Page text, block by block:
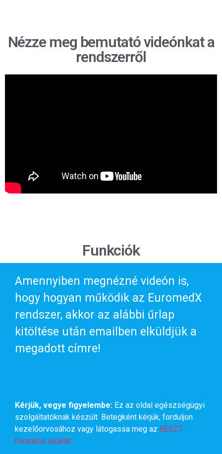
Nézze meg bemutató videónkat a
rendszerről
Funkciók
Amennyiben megnézné videón is,
hogy hogyan működik az EuromedX
rendszer, akkor az alábbi űrlap
kitöltése után emailben elküldjük a
megadott címre!
Kérjük, vegye figyelembe: Ez az oldal egészségügyi
szolgáltatóknak készült. Betegként kérjük, forduljon
kezelőorvosához vagy látogassa meg az EESZT
hivatalos oldalát.